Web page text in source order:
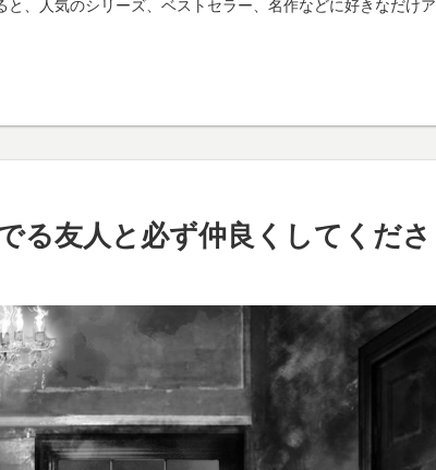
と、人気のシリーズ、ベストセラー、名作などに好きなだけ
る友人と必ず仲良くしてくださ